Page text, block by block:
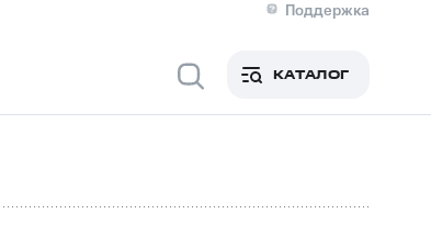
Поддержка
Медиа-центр
в регионе
КАТАЛОГ